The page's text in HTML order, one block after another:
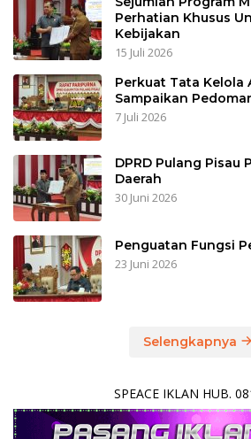
Perhatian Khusus
Kebijakan
15 Juli 2026
Perkuat Tata Kelola
Sampaikan
7 Juli 2026
DPRD Pulang Pisau
Daerah
30 Juni 2026
Penguatan Fungsi
23 Juni 2026
Selengkapnya
SPEACE IKLAN